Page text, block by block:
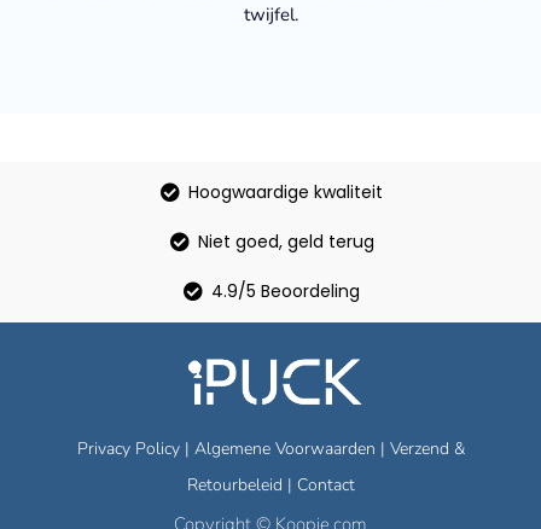
twijfel.
Hoogwaardige kwaliteit
Niet goed, geld terug
4.9/5 Beoordeling
Privacy Policy| Algemene Voorwaarden | Verzend &
Retourbeleid | Contact
Copyright © Koopje.com